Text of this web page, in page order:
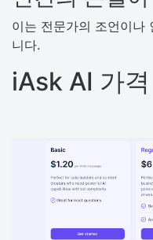
이는 전문가의 조언이나
니다.
iAsk AI 가